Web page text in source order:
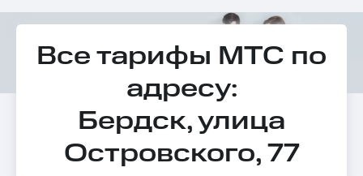
Все тарифы МТС по
адресу:
Бердск, улица
Островского, 77